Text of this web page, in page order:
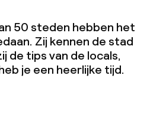
50 steden hebben het
Zij kennen de stad
de tips van de locals,
je een heerlijke tijd.